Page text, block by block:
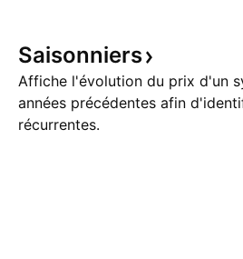
Saisonniers
Affiche l'évolution du prix d'un
années précédentes afin
récurrentes.